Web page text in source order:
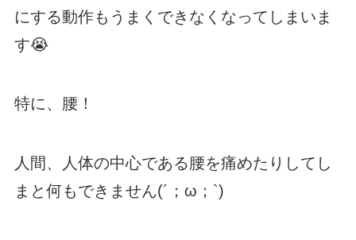
にする動作もうまくできなくなってしまいま
す😭
特に、腰！
人間、人体の中心である腰を痛めたりしてし
まと何もできません(´；ω；`)